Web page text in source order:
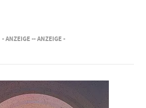
- ANZEIGE -- ANZEIGE -